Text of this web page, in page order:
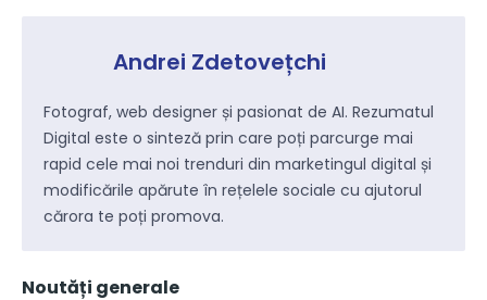
Andrei Zdetovețchi
Fotograf, web designer și pasionat de AI. Rezumatul
Digital este o sinteză prin care poți parcurge mai
rapid cele mai noi trenduri din marketingul digital și
modificările apărute în rețelele sociale cu ajutorul
cărora te poți promova.
Noutăți generale